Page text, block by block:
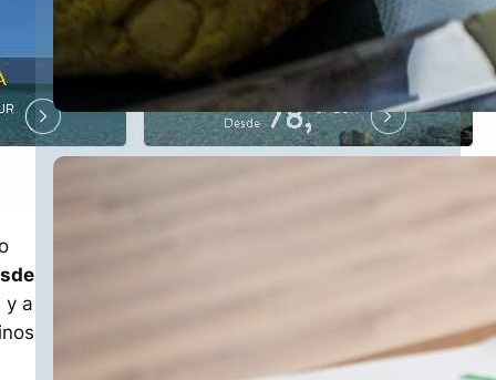
y a